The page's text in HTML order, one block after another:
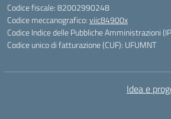
Codice fiscale: 82002990248
Codice meccanografico:viic84900x
Codice Indice delle Pubbliche Amministrazioni
Codice unico di fatturazione (CUF): UFUMNT
Idea e